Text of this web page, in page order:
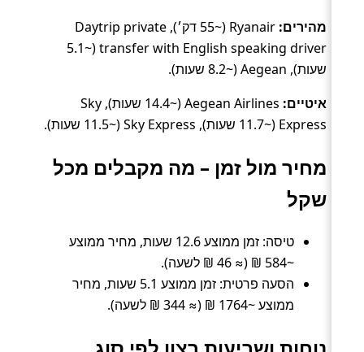
מהירים:
Ryanair (~55 דק׳), Daytrip private
transfer with English speaking driver (~5.1
שעות), Aegean (~8.2 שעות).
איטיים:
Aegean Airlines (~14.4 שעות), Sky
Express (~11.7 שעות), Sky Express (~11.5 שעות).
מחיר מול זמן – מה מקבלים מכל
שקל
טיסה: זמן ממוצע 12.6 שעות, מחיר ממוצע
~584 ₪ (≈ 46 ₪ לשעה).
הסעה פרטית: זמן ממוצע 5.1 שעות, מחיר
ממוצע ~1764 ₪ (≈ 344 ₪ לשעה).